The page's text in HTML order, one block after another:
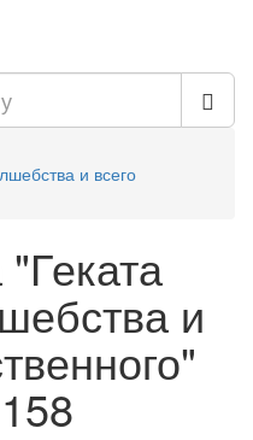
и всего
"Геката
и